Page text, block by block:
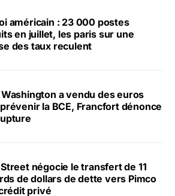
américain : 23 000 postes
en juillet, les paris sur une
des taux reculent
Washington a vendu des euros
la BCE, Francfort dénonce
négocie le transfert de 11
de dollars de dette vers Pimco
privé